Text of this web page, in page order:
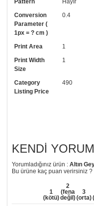
• Tutkalınız, siparişiniz ile
Uygulaması standart duvar
uygulama kılavuzu da
arayıp talebinizi iletebilirsiniz.
• Görselde düzenleme
numaramızdan ulaşabilirsiniz.
Pattern
Hayır
Conversion
Parameter (
1px = ? cm )
0.4
Print Area
1
Print Width
Size
1
Category
Listing Price
490
KENDI
Yorumladığınız ürün :Altın
Bu ürüne kaç puan verirsiniz ?
1
(kötü)
2
(fena
değil)
3
(orta)